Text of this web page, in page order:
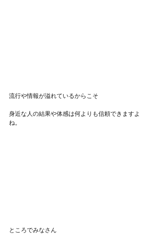
流行や情報が溢れているからこそ
身近な人の結果や体感は何よりも信頼できますよ
ね。
ところでみなさん